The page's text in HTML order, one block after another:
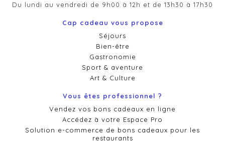
Du lundi au vendredi de 9h00 à 12h et de 13h30 à 17h30
Cap cadeau vous propose
Séjours
Bien-être
Gastronomie
Sport & aventure
Art & Culture
Vous êtes professionnel ?
Vendez vos bons cadeaux en ligne
Accédez à votre Espace Pro
Solution e-commerce de bons cadeaux pour les
restaurants